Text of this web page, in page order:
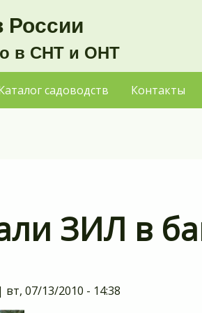
России
в СНТ и ОНТ
садоводств Контакты
ЗИЛ в
| вт, 07/13/2010 - 14:38